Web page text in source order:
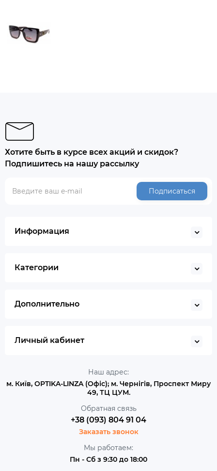
Хотите быть в курсе всех акций и скидок?
Подпишитесь на нашу рассылку
Подписаться
Информация
Категории
Дополнительно
Личный кабинет
Наш адрес:
м. Київ, OPTIKA-LINZA (Офіс); м. Чернігів, Проспект Миру
49, ТЦ ЦУМ.
Обратная связь
+38 (093) 804 91 04
Заказать звонок
Мы работаем:
Пн - Сб з 9:30 до 18:00